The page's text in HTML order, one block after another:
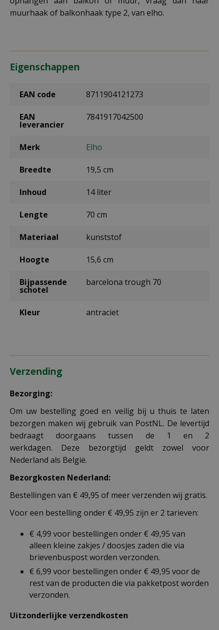
muurhaak of balkonhaak type 2, van elho.
Eigenschappen
EAN code 8711904121273
EAN
leverancier
7841917042500
Merk Elho
Breedte 19,5 cm
Inhoud 14 liter
Lengte 70 cm
Materiaal kunststof
Hoogte 15,6 cm
Bijpassende
schotel
barcelona trough 70
Kleur antraciet
Verzending
Bezorging:
Om uw bestelling goed en veilig bij u thuis te laten
bezorgen maken wij gebruik van PostNL. De levertijd
bedraagt doorgaans tussen de 1 en 2
werkdagen. Deze bezorgtijd geldt zowel voor
Nederland als België.
Bezorgkosten Nederland:
Bestellingen van € 49,95 of meer verzenden wij gratis.
Voor een bestelling onder € 49,95 zijn er 2 tarieven:
€ 4,99 voor bestellingen onder € 49,95 van
alleen kleine zakjes / doosjes zaden die via
brievenbuspost worden verzonden.
€ 6,99 voor bestellingen onder € 49,95 voor de
rest van de producten die via pakketpost worden
verzonden.
Uitzonderlijke verzendkosten